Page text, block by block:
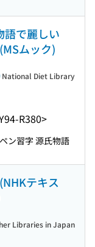
語で麗しい
ムック)
R380>
National Diet Library
ペン習字 源氏物語
テキス
Libraries in Japan